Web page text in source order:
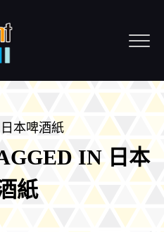
日本啤酒紙
IN 日本
紙